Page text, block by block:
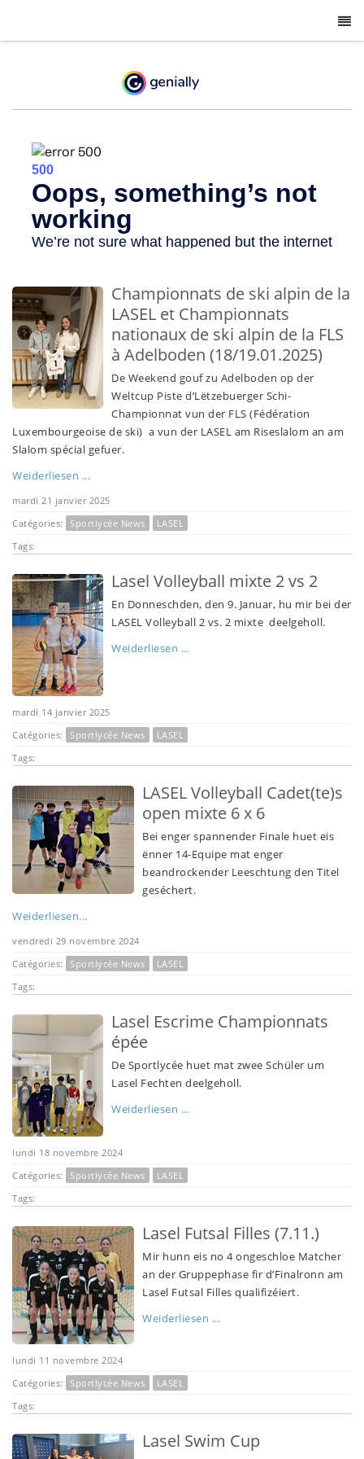
Championnats de ski alpin de la
LASEL et Championnats
nationaux de ski alpin de la FLS
à Adelboden (18/19.01.2025)
De Weekend gouf zu Adelboden op der
Weltcup Piste d’Lëtzebuerger Schi-
Championnat vun der FLS (Fédération
Luxembourgeoise de ski) a vun der LASEL am Riseslalom an am
Slalom spécial gefuer.
Weiderliesen ...
mardi 21 janvier 2025
Catégories:
Sportlycée News
LASEL
Tags:
Lasel Volleyball mixte 2 vs 2
En Donneschden, den 9. Januar, hu mir bei der
LASEL Volleyball 2 vs. 2 mixte deelgeholl.
Weiderliesen ...
mardi 14 janvier 2025
Catégories:
Sportlycée News
LASEL
Tags:
LASEL Volleyball Cadet(te)s
open mixte 6 x 6
Bei enger spannender Finale huet eis
ënner 14-Equipe mat enger
beandrockender Leeschtung den Titel
geséchert.
Weiderliesen...
vendredi 29 novembre 2024
Catégories:
Sportlycée News
LASEL
Tags:
Lasel Escrime Championnats
épée
De Sportlycée huet mat zwee Schüler um
Lasel Fechten deelgeholl.
Weiderliesen ...
lundi 18 novembre 2024
Catégories:
Sportlycée News
LASEL
Tags:
Lasel Futsal Filles (7.11.)
Mir hunn eis no 4 ongeschloe Matcher
an der Gruppephase fir d’Finalronn am
Lasel Futsal Filles qualifizéiert.
Weiderliesen ...
lundi 11 novembre 2024
Catégories:
Sportlycée News
LASEL
Tags:
Lasel Swim Cup